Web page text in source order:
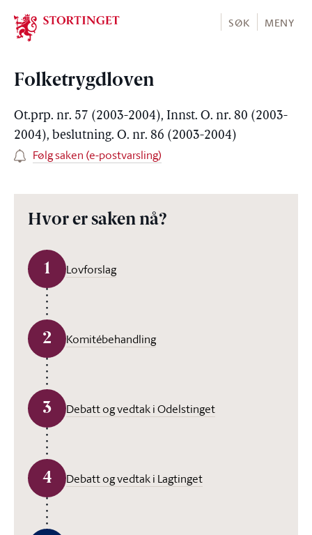
Stortinget.no
SØK MENY
Folketrygdloven
Ot.prp. nr. 57 (2003-2004), Innst. O. nr. 80 (2003-
2004), beslutning. O. nr. 86 (2003-2004)
Følg saken (e-postvarsling)
Hvor er saken nå?
1 Lovforslag
2 Komitébehandling
3 Debatt og vedtak i Odelstinget
4 Debatt og vedtak i Lagtinget